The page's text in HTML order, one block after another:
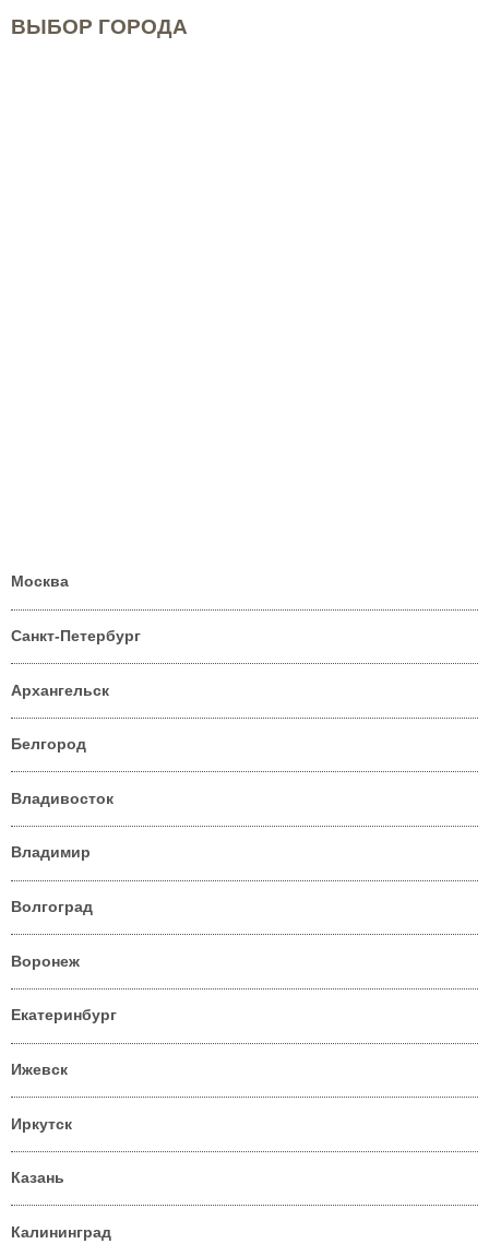
ВЫБОР ГОРОДА
Москва
Санкт-Петербург
Архангельск
Белгород
Владивосток
Владимир
Волгоград
Воронеж
Екатеринбург
Ижевск
Иркутск
Казань
Калининград